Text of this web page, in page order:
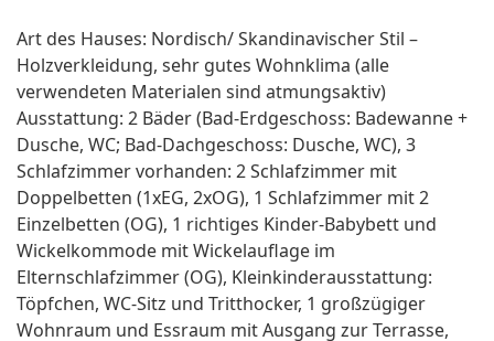
Art des Hauses: Nordisch/ Skandinavischer Stil –
Holzverkleidung, sehr gutes Wohnklima (alle
verwendeten Materialen sind atmungsaktiv)
Ausstattung: 2 Bäder (Bad-Erdgeschoss: Badewanne +
Dusche, WC; Bad-Dachgeschoss: Dusche, WC), 3
Schlafzimmer vorhanden: 2 Schlafzimmer mit
Doppelbetten (1xEG, 2xOG), 1 Schlafzimmer mit 2
Einzelbetten (OG), 1 richtiges Kinder-Babybett und
Wickelkommode mit Wickelauflage im
Elternschlafzimmer (OG), Kleinkinderausstattung:
Töpfchen, WC-Sitz und Tritthocker, 1 großzügiger
Wohnraum und Essraum mit Ausgang zur Terrasse,